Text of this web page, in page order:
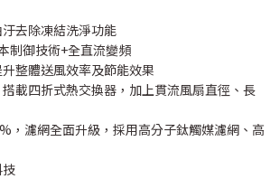
去除凍結洗淨功能
制御技術+全直流變頻
整體送風效率及節能效果
搭載四折式熱交換器，加上貫流風扇直徑、長
，濾網全面升級，採用高分子鈦觸媒濾網、高
技